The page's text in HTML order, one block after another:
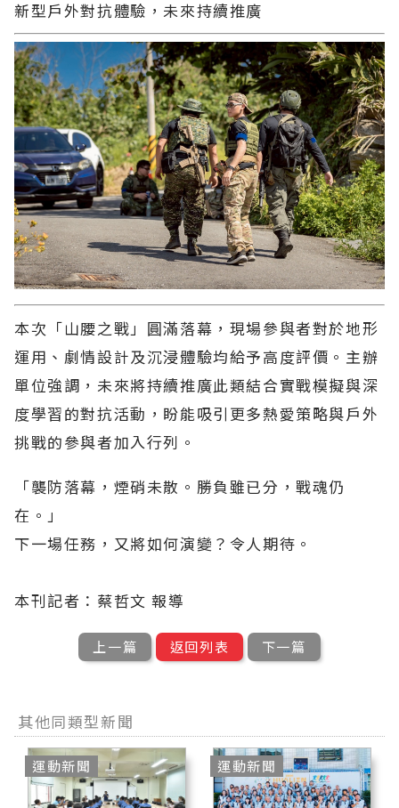
新型戶外對抗體驗，未來持續推廣
本次「山腰之戰」圓滿落幕，現場參與者對於地形
運用、劇情設計及沉浸體驗均給予高度評價。主辦
單位強調，未來將持續推廣此類結合實戰模擬與深
度學習的對抗活動，盼能吸引更多熱愛策略與戶外
挑戰的參與者加入行列。
「襲防落幕，煙硝未散。勝負雖已分，戰魂仍
在。」
下一場任務，又將如何演變？令人期待。
本刊記者：蔡哲文 報導
上一篇 返回列表 下一篇
其他同類型新聞
運動新聞 運動新聞